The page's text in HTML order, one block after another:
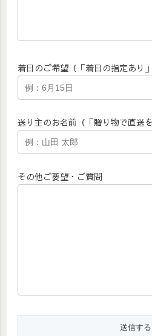
着日のご希望（「着日の指定あり
送り主のお名前（「贈り物で直送
その他ご要望・ご質問